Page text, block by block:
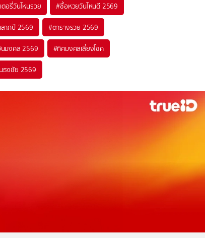
อรี่วันไหนรวย #ซื้อหวยวันไหนดี 2569
าภปี 2569 #ตารางรวย 2569
นมงคล 2569 #ทิศมงคลเสี่ยงโชค
ธงชัย 2569